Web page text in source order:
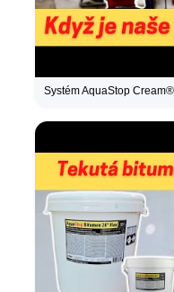
Systém AquaStop